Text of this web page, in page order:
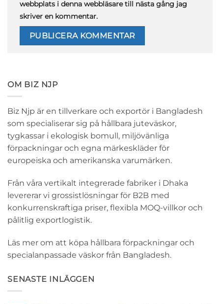
webbplats i denna webbläsare till nästa gång jag
skriver en kommentar.
OM BIZ NJP
Biz Njp är en tillverkare och exportör i Bangladesh
som specialiserar sig på hållbara juteväskor,
tygkassar i ekologisk bomull, miljövänliga
förpackningar och egna märkeskläder för
europeiska och amerikanska varumärken.
Från våra vertikalt integrerade fabriker i Dhaka
levererar vi grossistlösningar för B2B med
konkurrenskraftiga priser, flexibla MOQ-villkor och
pålitlig exportlogistik.
Läs mer om att köpa hållbara förpackningar och
specialanpassade väskor från Bangladesh.
SENASTE INLÄGGEN